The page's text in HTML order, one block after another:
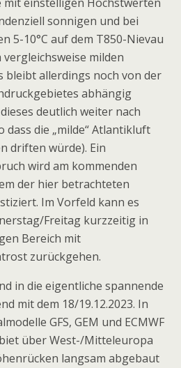
sonnigen und bei
5-10°C auf dem T850-Nievau
vergleichsweise milden
bleibt allerdings noch von der
abhängig
deutlich weiter nach
dass die „milde“ Atlantikluft
driften würde). Ein
wird am kommenden
der hier betrachteten
Im Vorfeld kann es
Freitag kurzzeitig in
Bereich mit
zurückgehen.
in die eigentliche spannende
mit dem 18/19.12.2023. In
GFS, GEM und ECMWF
über West-/Mitteleuropa
langsam abgebaut